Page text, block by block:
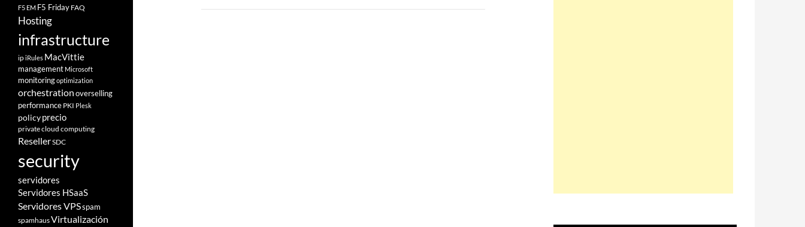
F5 EM F5 Friday FAQ
Hosting
infrastructure
ipiRules MacVittie
management Microsoft
monitoringoptimization
orchestrationoverselling
performance PKI Plesk
policyprecio
private cloud computing
ResellerSDC
security
servidores
Servidores HSaaS
Servidores VPSspam
spamhausVirtualización